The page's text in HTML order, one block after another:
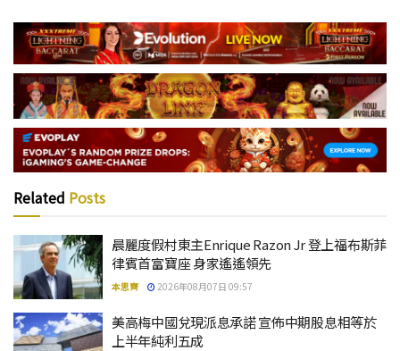
Related Posts
晨麗度假村東主Enrique Razon Jr 登上福布斯菲
律賓首富寶座 身家遙遙領先
本思齊 2026年08月07日 09:57
美高梅中國兌現派息承諾 宣佈中期股息相等於
上半年純利五成